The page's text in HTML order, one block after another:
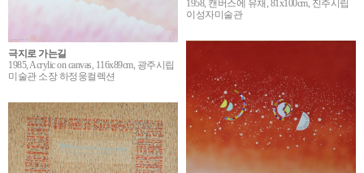
극지로 가는길
1985, Acrylic on canvas, 116x89cm, 광주시립
미술관 소장 하정웅컬렉션
1958, 캔버스에 유채, 81x100cm, 진주시립
이성자미술관